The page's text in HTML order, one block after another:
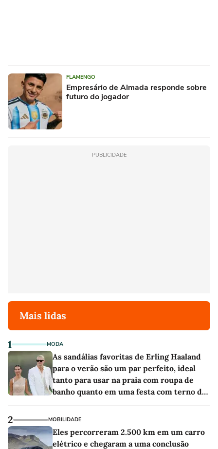
FLAMENGO
Empresário de Almada responde sobre
futuro do jogador
PUBLICIDADE
Mais lidas
1 MODA
As sandálias favoritas de Erling Haaland
para o verão são um par perfeito, ideal
tanto para usar na praia com roupa de
banho quanto em uma festa com terno de
2 MOBILIDADE
Eles percorreram 2.500 km em um carro
elétrico e chegaram a uma conclusão